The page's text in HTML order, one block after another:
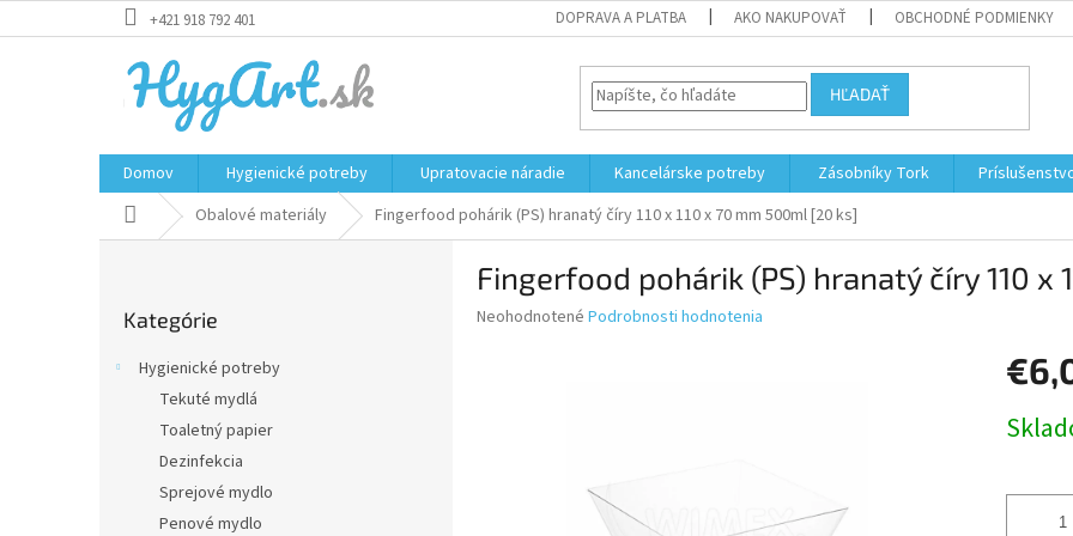
na
+421 918 792 401 DOPRAVA A PLATBA AKO NAKUPOVAŤ OBCHODNÉ PODMIENKY
HĽADAŤ
Domov Hygienické potreby Upratovacie náradie Kancelárske potreby Zásobníky Tork
Domov Obalové materiály Fingerfood pohárik (PS) hranatý číry 110 x 110 x 70 mm 500ml [20 ks]
kategórie
Kategórie
Hygienické potreby
Tekuté mydlá
Toaletný papier
Dezinfekcia
Sprejové mydlo
Penové mydlo
Fingerfood pohárik (PS) hranatý číry 110 x
Priemerné
Neohodnotené Podrobnosti hodnotenia
cena: